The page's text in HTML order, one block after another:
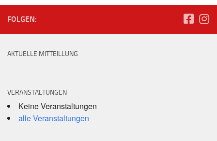
FOLGEN:
AKTUELLE MITTEILLUNG
VERANSTALTUNGEN
Keine Veranstaltungen
alle Veranstaltungen